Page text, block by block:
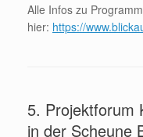
Alle Infos zu
hier: https://
5. Projektforum
in der Scheune